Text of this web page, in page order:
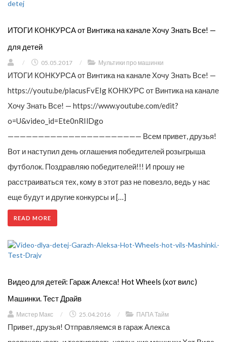
ИТОГИ КОНКУРСА от Винтика на канале Хочу Знать Все! —
для детей
/ 05.05.2017 / Мультики про машинки
ИТОГИ КОНКУРСА от Винтика на канале Хочу Знать Все! —
https://youtu.be/placusFvEIg КОНКУРС от Винтика на канале
Хочу Знать Все! — https://www.youtube.com/edit?
o=U&video_id=Ete0nRIlDgo
—————————————————————— Всем привет, друзья!
Вот и наступил день оглашения победителей розыгрыша
футболок. Поздравляю победителей!!! И прошу не
расстраиваться тех, кому в этот раз не повезло, ведь у нас
еще будут и другие конкурсы и […]
READ MORE
Видео для детей: Гараж Алекса! Hot Wheels (хот вилс)
Машинки. Тест Драйв
Мистер Макс / 25.04.2016 / ПАПА Тайм
Привет, друзья! Отправляемся в гараж Алекса